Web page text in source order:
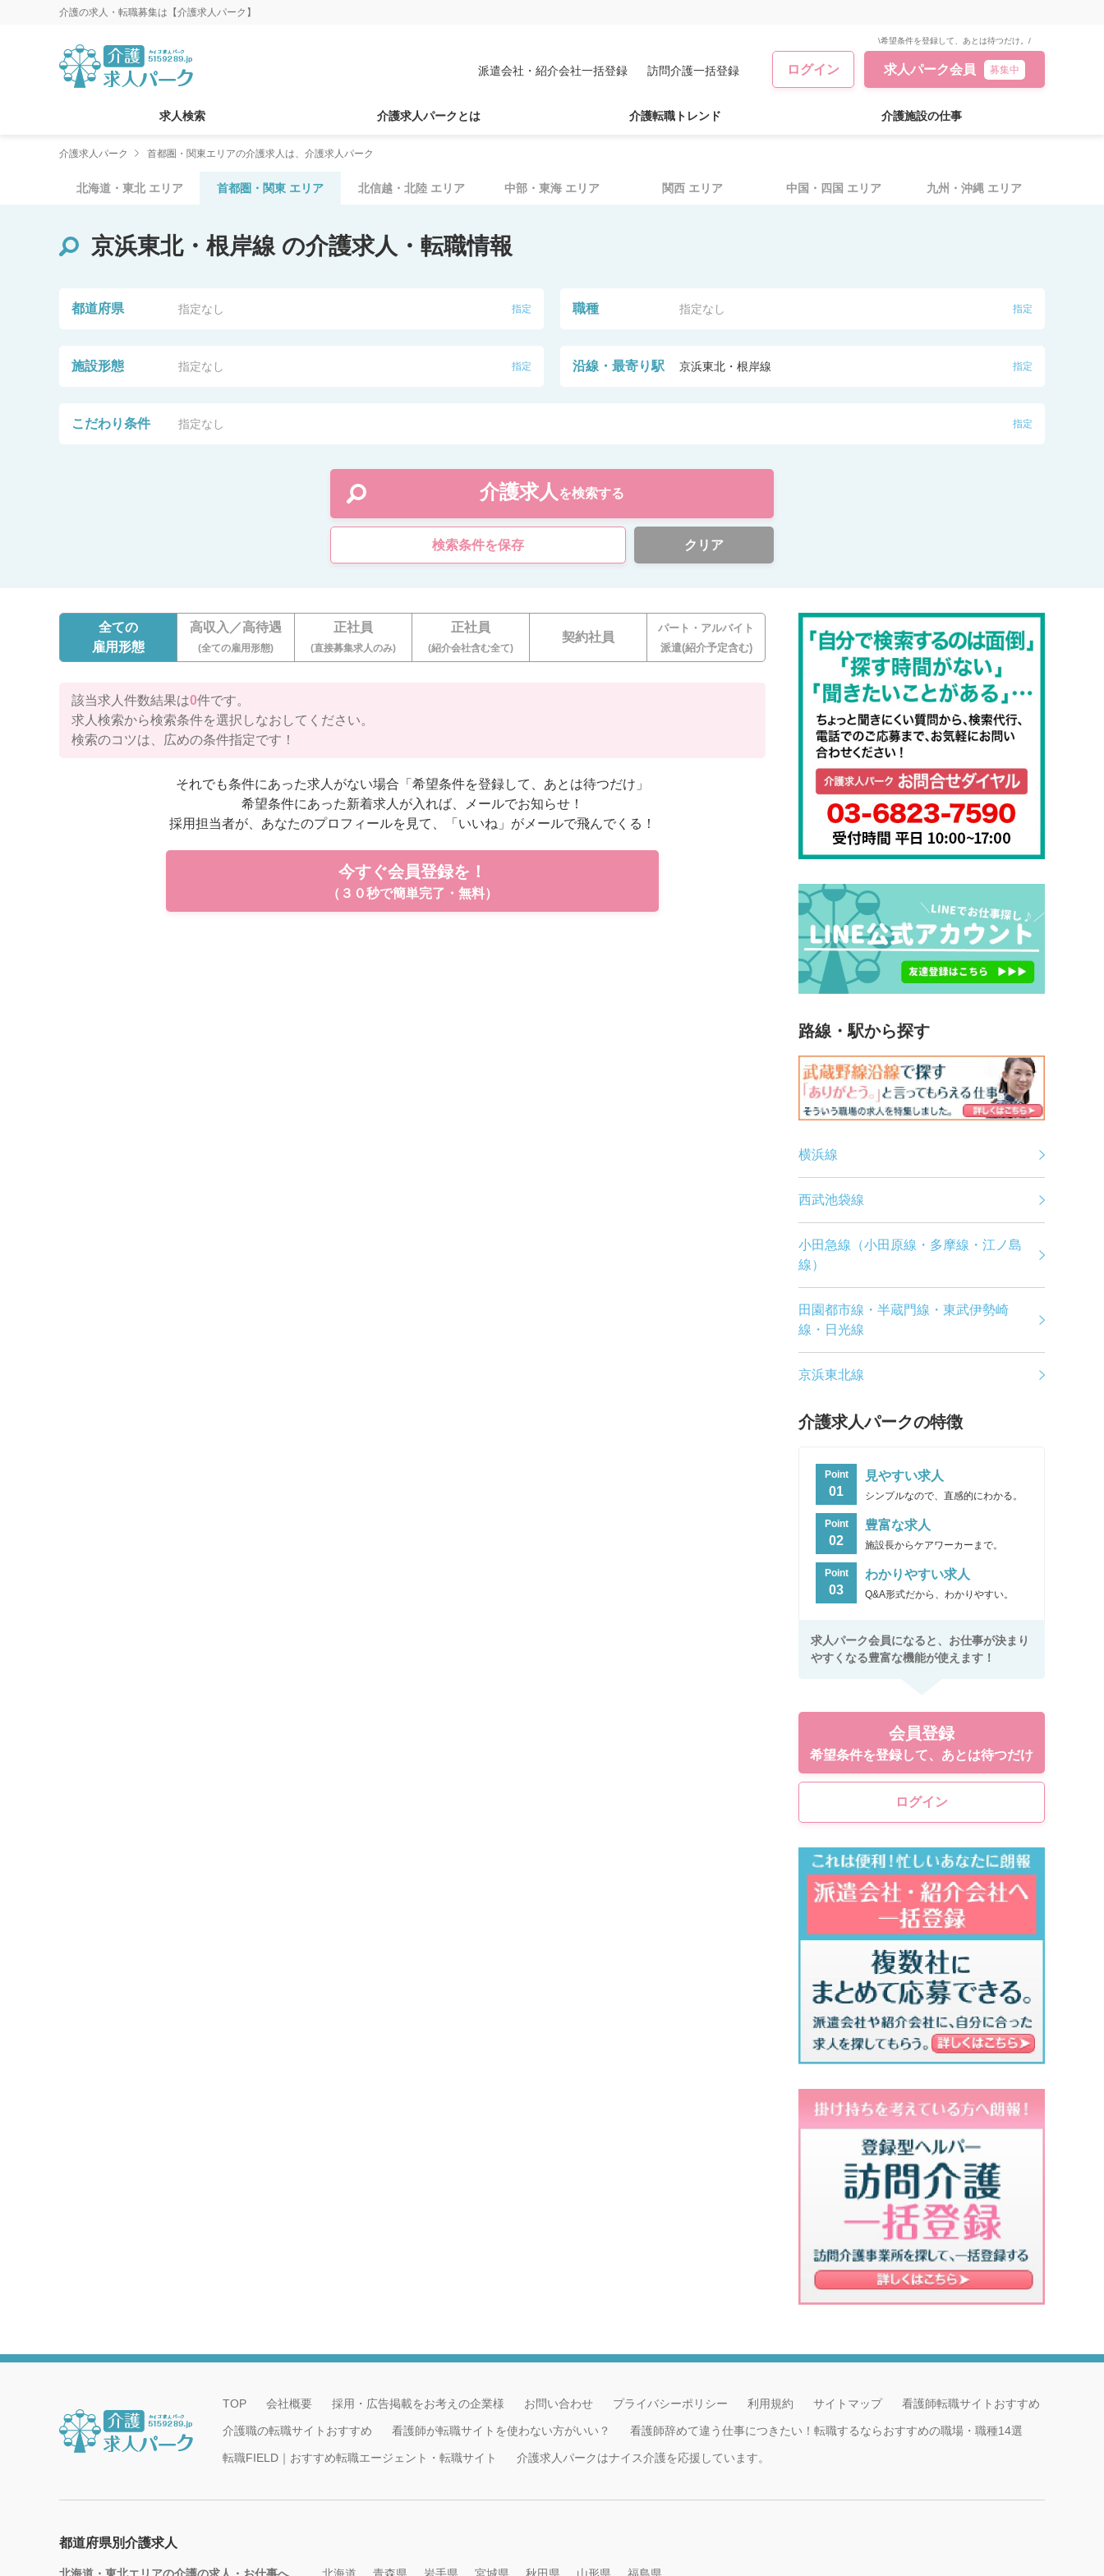
介護の求人・転職募集は【介護求人パーク】
派遣会社・紹介会社一括登録 訪問介護一括登録 ログイン
\希望条件を登録して、あとは待つだけ。/
求人パーク会員 募集中
求人検索 介護求人パークとは 介護転職トレンド 介護施設の仕事
介護求人パーク 首都圏・関東エリアの介護求人は、介護求人パーク
北海道・東北 エリア 首都圏・関東 エリア 北信越・北陸 エリア 中部・東海 エリア 関西 エリア 中国・四国 エリア 九州・沖縄 エリア
京浜東北・根岸線 の介護求人・転職情報
都道府県 指定なし 指定 職種 指定なし 指定
施設形態 指定なし 指定 沿線・最寄り駅 京浜東北・根岸線 指定
こだわり条件 指定なし 指定
介護求人 を検索する
検索条件を保存 クリア
全ての
雇用形態
高収入／高待遇
(全ての雇用形態)
正社員
(直接募集求人のみ)
正社員
(紹介会社含む全て)
契約社員
パート・アルバイト
派遣(紹介予定含む)
該当求人件数結果は0件です。
求人検索から検索条件を選択しなおしてください。
検索のコツは、広めの条件指定です！
それでも条件にあった求人がない場合「希望条件を登録して、あとは待つだけ」
希望条件にあった新着求人が入れば、メールでお知らせ！
採用担当者が、あなたのプロフィールを見て、「いいね」がメールで飛んでくる！
今すぐ会員登録を！
（３０秒で簡単完了・無料）
路線・駅から探す
横浜線
西武池袋線
小田急線（小田原線・多摩線・江ノ島
線）
田園都市線・半蔵門線・東武伊勢崎
線・日光線
京浜東北線
介護求人パークの特徴
Point
01
見やすい求人
シンプルなので、直感的にわかる。
Point
02
豊富な求人
施設長からケアワーカーまで。
Point
03
わかりやすい求人
Q&A形式だから、わかりやすい。
求人パーク会員になると、お仕事が決まり
やすくなる豊富な機能が使えます！
会員登録
希望条件を登録して、あとは待つだけ
ログイン
TOP 会社概要 採用・広告掲載をお考えの企業様 お問い合わせ プライバシーポリシー 利用規約 サイトマップ 看護師転職サイトおすすめ
介護職の転職サイトおすすめ 看護師が転職サイトを使わない方がいい？ 看護師辞めて違う仕事につきたい！転職するならおすすめの職場・職種14選
転職FIELD｜おすすめ転職エージェント・転職サイト 介護求人パークはナイス介護を応援しています。
都道府県別介護求人